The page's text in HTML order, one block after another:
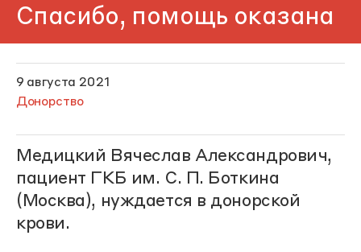
Спасибо, помощь оказана
9 августа 2021
Донорство
Медицкий Вячеслав Александрович,
пациент ГКБ им. С. П. Боткина
(Москва), нуждается в донорской
крови.